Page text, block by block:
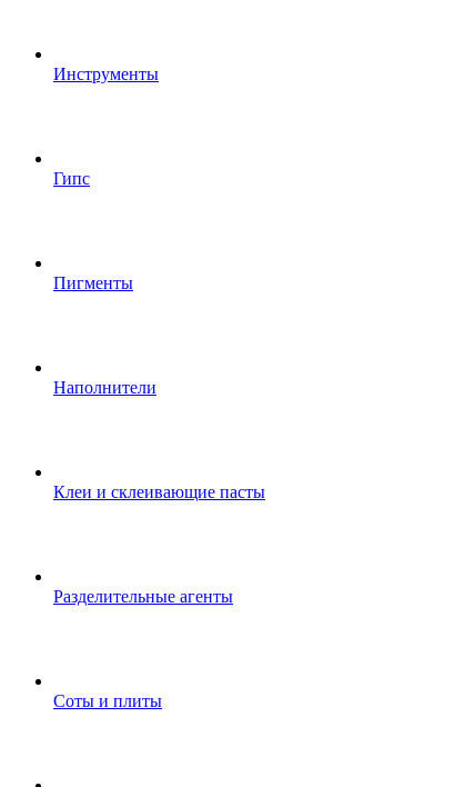
Инструменты
Гипс
Пигменты
Наполнители
Клеи и склеивающие пасты
Разделительные агенты
Соты и плиты